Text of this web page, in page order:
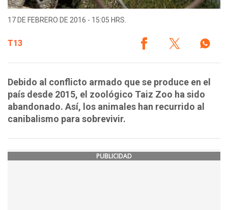
17 DE FEBRERO DE 2016 - 15:05 HRS.
T13
Debido al conflicto armado que se produce en el
país desde 2015, el zoológico Taiz Zoo ha sido
abandonado. Así, los animales han recurrido al
canibalismo para sobrevivir.
PUBLICIDAD